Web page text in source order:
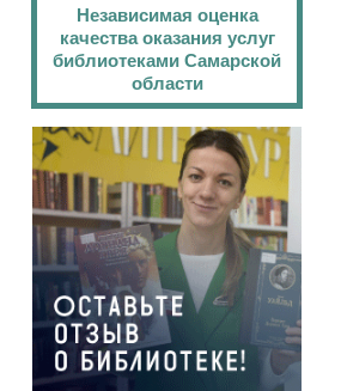
Независимая оценка
качества оказания услуг
библиотеками Самарской
области